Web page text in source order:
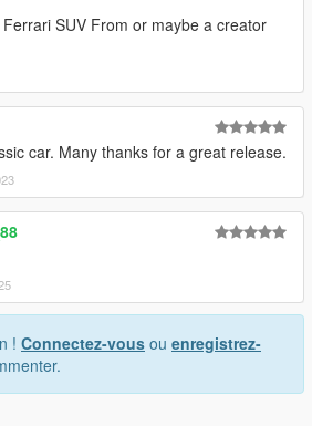
SUV From or maybe a creator
car. Many thanks for a great release.
! Connectez-vous ou enregistrez-